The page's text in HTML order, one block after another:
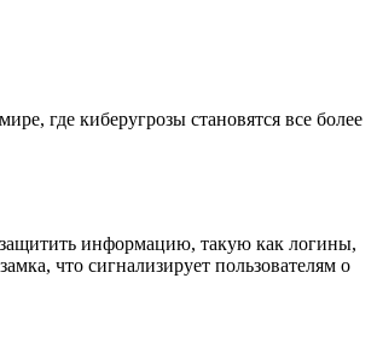
где киберугрозы становятся все более
информацию, такую как логины,
что сигнализирует пользователям о